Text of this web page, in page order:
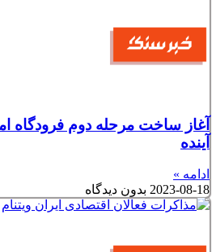
آغاز ساخت مرحله دوم فرودگاه
آینده
ادامه »
2023-08-18 بدون دیدگاه